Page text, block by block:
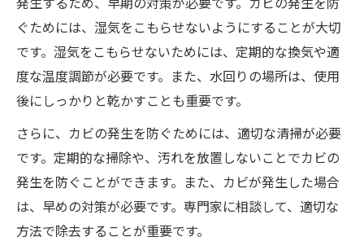
ぐためには、湿気をこもらせないようにすることが大切
です。湿気をこもらせないためには、定期的な換気や適
度な温度調節が必要です。また、水回りの場所は、使用
後にしっかりと乾かすことも重要です。
さらに、カビの発生を防ぐためには、適切な清掃が必要
です。定期的な掃除や、汚れを放置しないことでカビの
発生を防ぐことができます。また、カビが発生した場合
は、早めの対策が必要です。専門家に相談して、適切な
方法で除去することが重要です。